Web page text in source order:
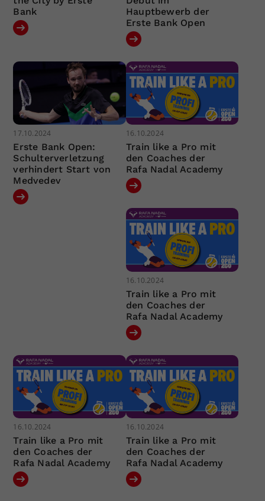
Bank
Hauptbewerb der
Erste Bank Open
17.10.2024
Erste Bank Open:
Schulterverletzung
verhindert Start von
Medvedev
16.10.2024
Train like a Pro mit
den Coaches der
Rafa Nadal Academy
16.10.2024
Train like a Pro mit
den Coaches der
Rafa Nadal Academy
16.10.2024
Train like a Pro mit
den Coaches der
Rafa Nadal Academy
16.10.2024
Train like a Pro mit
den Coaches der
Rafa Nadal Academy